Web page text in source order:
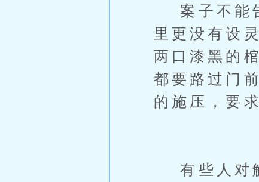
案子不能
里更没有设
两口漆黑的
都要路过门
的施压，要
有些人对